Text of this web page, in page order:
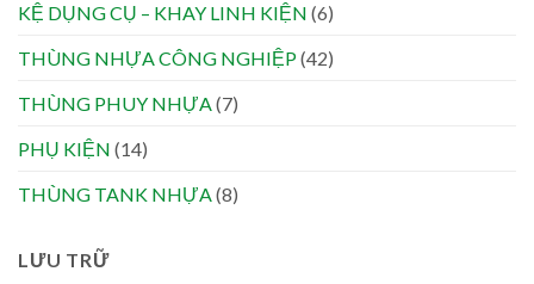
KỆ DỤNG CỤ – KHAY LINH KIỆN (6)
THÙNG NHỰA CÔNG NGHIỆP(42)
THÙNG PHUY NHỰA(7)
PHỤ KIỆN (14)
THÙNG TANK NHỰA(8)
LƯU TRỮ